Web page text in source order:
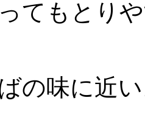
てもとり
の味に近